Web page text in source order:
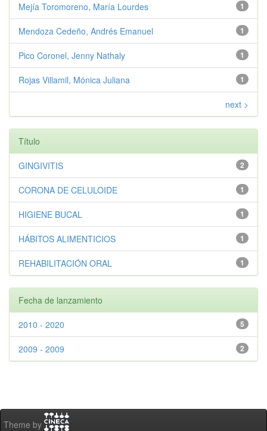
1
Mejía Toromoreno, María Lourdes
1
Mendoza Cedeño, Andrés Emanuel
1
Pico Coronel, Jenny Nathaly
1
Rojas Villamil, Mónica Juliana
next >
Título
2
GINGIVITIS
1
CORONA DE CELULOIDE
1
HIGIENE BUCAL
1
HÁBITOS ALIMENTICIOS
1
REHABILITACIÓN ORAL
Fecha de lanzamiento
5
2010 - 2020
2
2009 - 2009
Theme by